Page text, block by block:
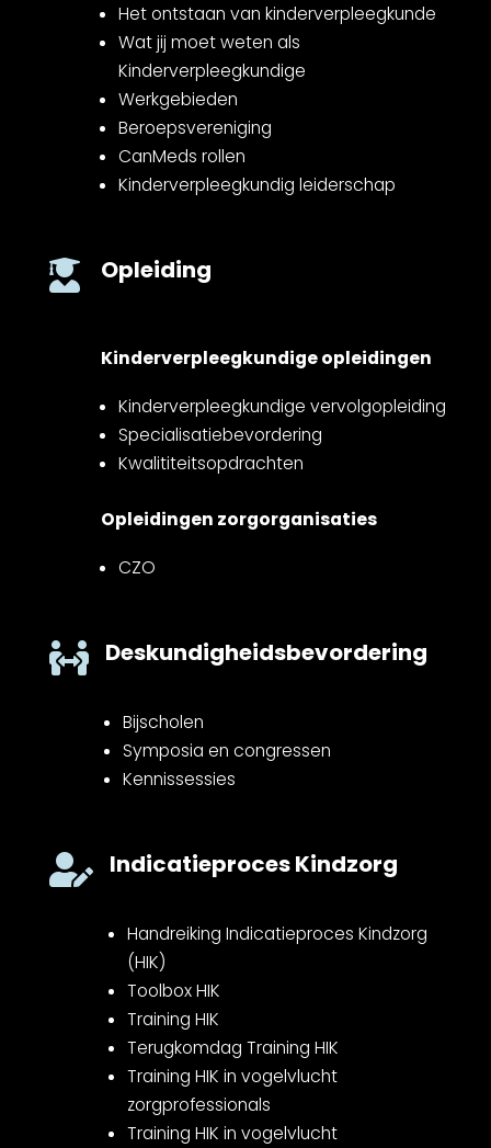
Het ontstaan van kinderverpleegkunde
Wat jij moet weten als
Kinderverpleegkundige
Werkgebieden
Beroepsvereniging
CanMeds rollen
Kinderverpleegkundig leiderschap
 Opleiding
Kinderverpleegkundige opleidingen
Kinderverpleegkundige vervolgopleiding
Specialisatiebevordering
Kwalititeitsopdrachten
Opleidingen zorgorganisaties
CZO
 Deskundigheidsbevordering
Bijscholen
Symposia en congressen
Kennissessies
 Indicatieproces Kindzorg
Handreiking Indicatieproces Kindzorg
(HIK)
Toolbox HIK
Training HIK
Terugkomdag Training HIK
Training HIK in vogelvlucht
zorgprofessionals
Training HIK in vogelvlucht